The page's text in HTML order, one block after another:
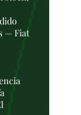
— Fiat